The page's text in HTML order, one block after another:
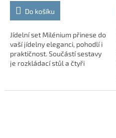
Do košíku
Jídelní set Milénium přinese do
vaší jídelny eleganci, pohodlí i
praktičnost. Součástí sestavy
je rozkládací stůl a čtyři